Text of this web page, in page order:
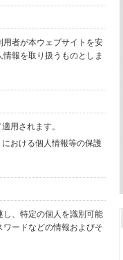
者が本ウェブサイトを安
報を取り扱うものとしま
用されます。
おける個人情報等の保護
し、特定の個人を識別可能
ードなどの情報およびそ